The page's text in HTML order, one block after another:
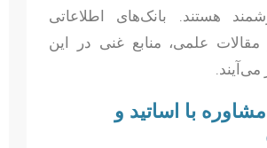
هستند. بانک‌های اطلاعاتی
و مقالات علمی، منابع غنی در این
می‌آیند.
با اساتید و